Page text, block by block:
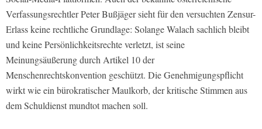
Verfassungsrechtler Peter Bußjäger sieht für den versuchten Zensur-
Erlass keine rechtliche Grundlage: Solange Walach sachlich bleibt
und keine Persönlichkeitsrechte verletzt, ist seine
Meinungsäußerung durch Artikel 10 der
Menschenrechtskonvention geschützt. Die Genehmigungspflicht
wirkt wie ein bürokratischer Maulkorb, der kritische Stimmen aus
dem Schuldienst mundtot machen soll.